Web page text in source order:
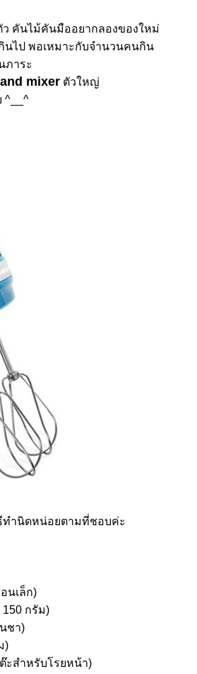
ว คันไม้คันมืออยากลองของใหม่
ไป พอเหมาะกับจำนวนคนกิน
ภาระ
mixerตัวใหญ่
^__^
ทำนิดหน่อยตามที่ชอบค่ะ
นเล็ก)
กรัม)
ชา)
)
ะสำหรับโรยหน้า)